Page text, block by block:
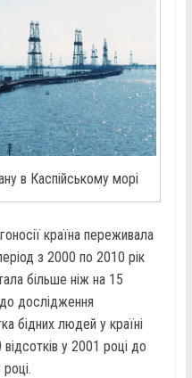
в Каспійському морі
країна переживала
з 2000 по 2010 рік
більше ніж на 15
до дослідження
бідних людей у ​​країні
у 2001 році до